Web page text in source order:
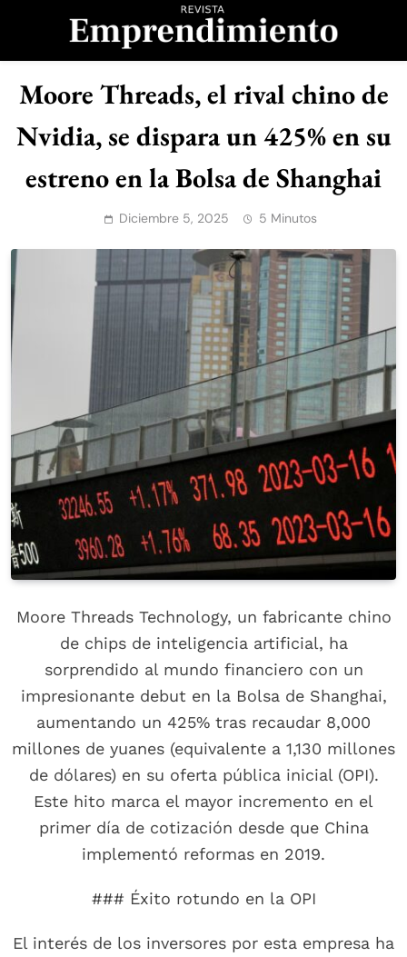
Revista
Emprendimiento
Moore Threads, el rival chino de
Nvidia, se dispara un 425% en su
estreno en la Bolsa de Shanghai
Diciembre 5, 2025 5 Minutos
Moore Threads Technology, un fabricante chino
de chips de inteligencia artificial, ha
sorprendido al mundo financiero con un
impresionante debut en la Bolsa de Shanghai,
aumentando un 425% tras recaudar 8,000
millones de yuanes (equivalente a 1,130 millones
de dólares) en su oferta pública inicial (OPI).
Este hito marca el mayor incremento en el
primer día de cotización desde que China
implementó reformas en 2019.
### Éxito rotundo en la OPI
El interés de los inversores por esta empresa ha